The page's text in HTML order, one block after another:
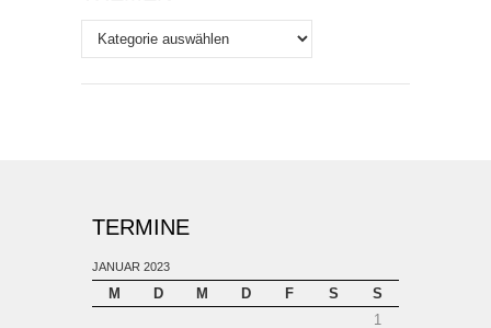
Themen
TERMINE
JANUAR 2023
M D M D F S
S
1